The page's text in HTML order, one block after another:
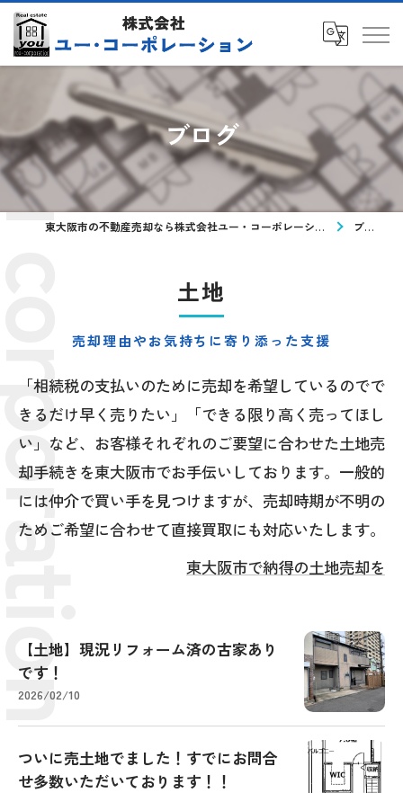
ブログ
東大阪市の不動産売却なら株式会社ユー・コーポレーション ブログ
土地
売却理由やお気持ちに寄り添った支援
「相続税の支払いのために売却を希望しているのでで
きるだけ早く売りたい」「できる限り高く売ってほし
い」など、お客様それぞれのご要望に合わせた土地売
却手続きを東大阪市でお手伝いしております。一般的
には仲介で買い手を見つけますが、売却時期が不明の
ためご希望に合わせて直接買取にも対応いたします。
東大阪市で納得の土地売却を
【土地】現況リフォーム済の古家あり
です！
2026/02/10
ついに売土地でました！すでにお問合
せ多数いただいております！！